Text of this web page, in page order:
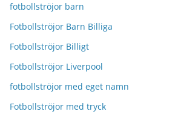
fotbollströjor barn
Fotbollströjor Barn Billiga
Fotbollströjor Billigt
Fotbollströjor Liverpool
fotbollströjor med eget namn
Fotbollströjor med tryck